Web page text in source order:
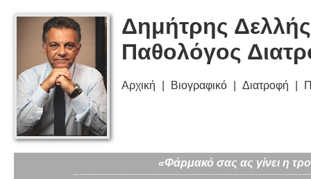
Δημήτρης
Παθολόγος
Αρχική Βιογραφικό Διατροφή
«Φάρμακό σας ας γίνει η